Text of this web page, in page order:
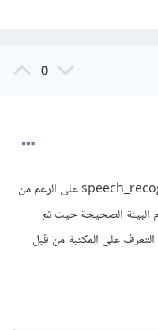
0
عدم القدرة على استدعاء مكتبة speech_recognition على الرغم من
البيئة الصحيحة حيث تم
على المكتبة من قبل